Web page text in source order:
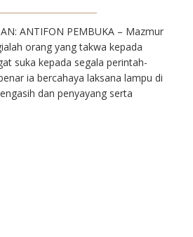
ANTIFON PEMBUKA – Mazmur
orang yang takwa kepada
suka kepada segala perintah-
ia bercahaya laksana lampu di
dan penyayang serta
Satu-satunya hutangmu
di antara sesama’ demikianlah